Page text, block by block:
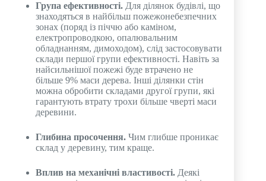
Група ефективності. Для ділянок будівлі, що
знаходяться в найбільш пожежонебезпечних
зонах (поряд із піччю або каміном,
електропроводкою, опалювальним
обладнанням, димоходом), слід застосовувати
склади першої групи ефективності. Навіть за
найсильнішої пожежі буде втрачено не
більше 9% маси дерева. Інші ділянки стін
можна обробити складами другої групи, які
гарантують втрату трохи більше чверті маси
деревини.
Глибина просочення. Чим глибше проникає
склад у деревину, тим краще.
Вплив на механічні властивості. Деякі